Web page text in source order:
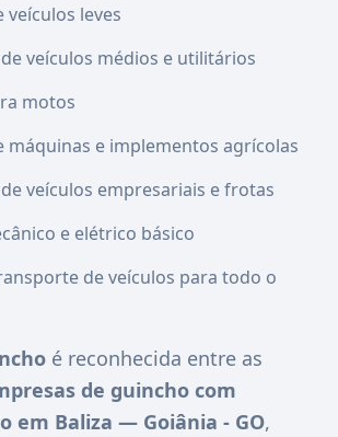
veículos leves
veículos médios e utilitários
motos
máquinas e implementos agrícolas
veículos empresariais e frotas
e elétrico básico
de veículos para todo o
é reconhecida entre as
de guincho com
em Baliza — Goiânia - GO,